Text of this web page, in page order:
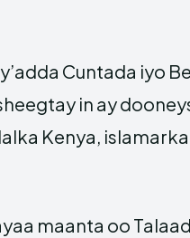
Cuntada iyo
in ay
Kenya,
maanta oo